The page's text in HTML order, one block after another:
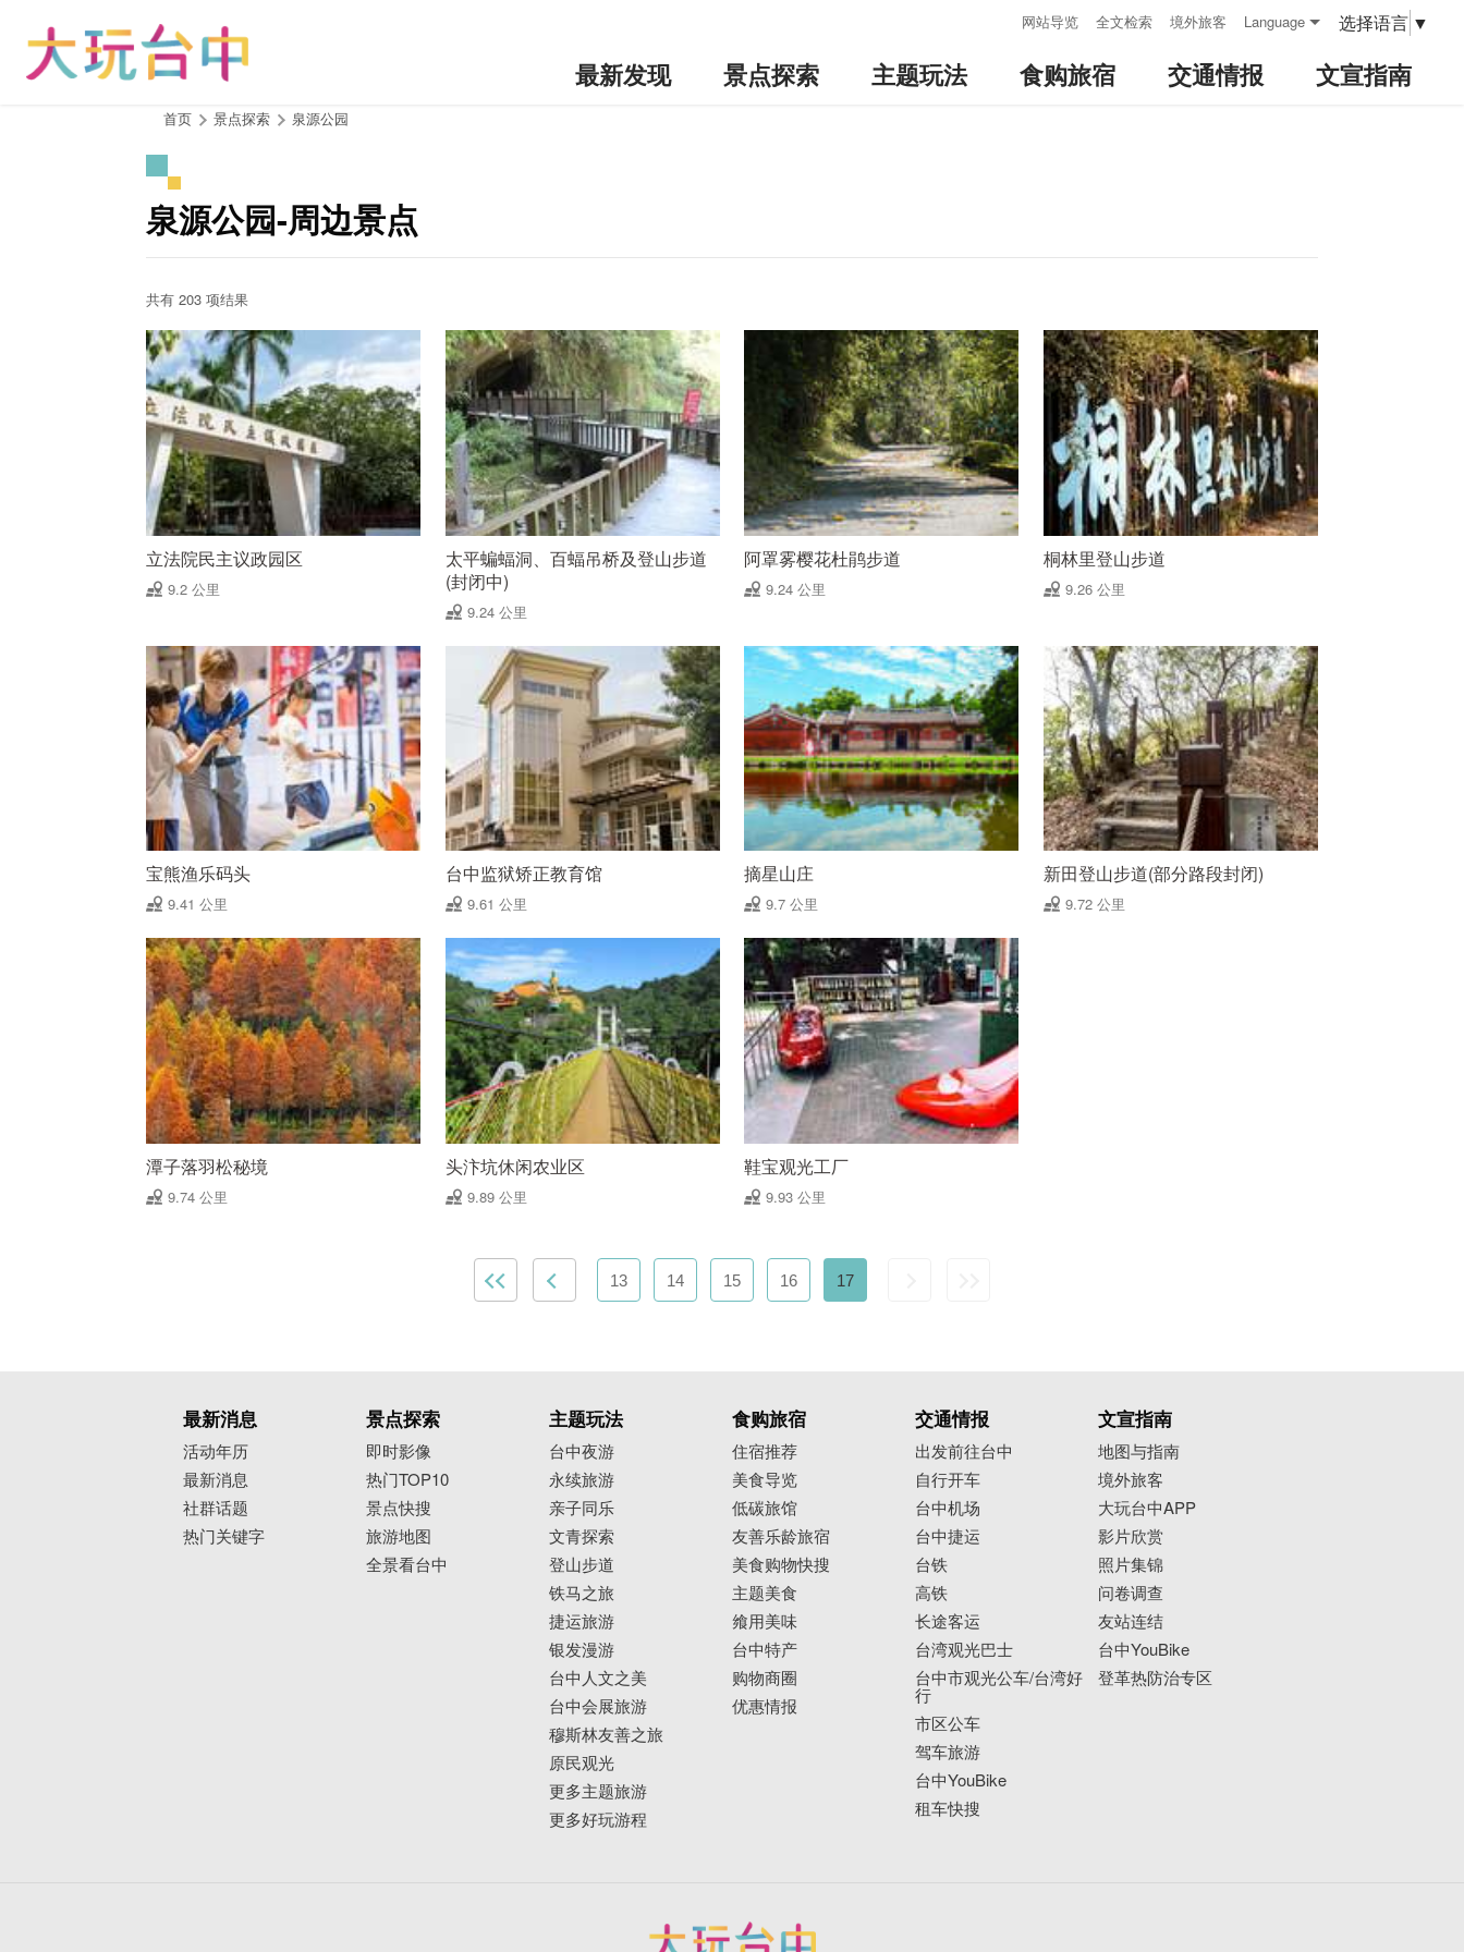
网站导览 全文检索 境外旅客 Language 选择语言 ▼
最新发现 景点探索 主题玩法 食购旅宿 交通情报 文宣指南
首页 景点探索 泉源公园
泉源公园-周边景点
共有 203 项结果
立法院民主议政园区
9.2 公里
太平蝙蝠洞、百蝠吊桥及登山步道
(封闭中)
9.24 公里
阿罩雾樱花杜鹃步道
9.24 公里
桐林里登山步道
9.26 公里
宝熊渔乐码头
9.41 公里
台中监狱矫正教育馆
9.61 公里
摘星山庄
9.7 公里
新田登山步道(部分路段封闭)
9.72 公里
潭子落羽松秘境
9.74 公里
头汴坑休闲农业区
9.89 公里
鞋宝观光工厂
9.93 公里
13 14 15 16 17
最新消息
活动年历
最新消息
社群话题
热门关键字
景点探索
即时影像
热门TOP10
景点快搜
旅游地图
全景看台中
主题玩法
台中夜游
永续旅游
亲子同乐
文青探索
登山步道
铁马之旅
捷运旅游
银发漫游
台中人文之美
台中会展旅游
穆斯林友善之旅
原民观光
更多主题旅游
更多好玩游程
食购旅宿
住宿推荐
美食导览
低碳旅馆
友善乐龄旅宿
美食购物快搜
主题美食
飨用美味
台中特产
购物商圈
优惠情报
交通情报
出发前往台中
自行开车
台中机场
台中捷运
台铁
高铁
长途客运
台湾观光巴士
台中市观光公车/台湾好
行
市区公车
驾车旅游
台中YouBike
租车快搜
文宣指南
地图与指南
境外旅客
大玩台中APP
影片欣赏
照片集锦
问卷调查
友站连结
台中YouBike
登革热防治专区